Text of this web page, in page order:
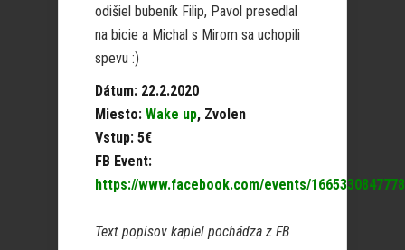
odišiel bubeník Filip, Pavol presedlal
na bicie a Michal s Mirom sa uchopili
spevu :)
Dátum: 22.2.2020
Miesto: Wake up, Zvolen
Vstup: 5€
FB Event:
https://www.facebook.com/events/
Text popisov kapiel pochádza z FB